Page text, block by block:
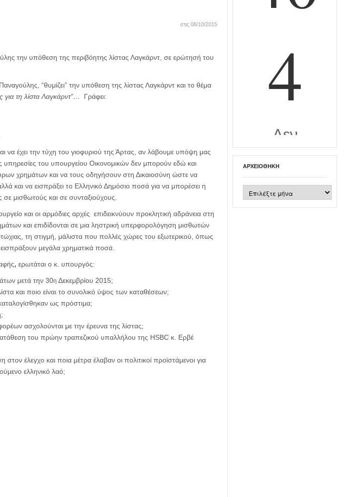
στις 08/10/2015
την υπόθεση της περιβόητης λίστας Λαγκάρντ, σε ερώτησή του
“θυμίζει” την υπόθεση της λίστας Λαγκάρντ και το θέμα
για τη λίστα Λαγκάρντ”… Γράφει:
να έχει την τύχη του γιοφυριού της Άρτας, αν λάβουμε υπόψη μας
υπηρεσίες του υπουργείου Οικονομικών δεν μπορούν εδώ και
χρημάτων και να τους οδηγήσουν στη Δικαιοσύνη ώστε να
και να εισπράξει το Ελληνικό Δημόσιο ποσά για να μπορέσει η
σε μισθωτούς και σε συνταξιούχους.
και οι αρμόδιες αρχές επιδεικνύουν προκλητική αδράνεια στη
και επιδίδονται σε μια ληστρική υπερφορολόγηση μισθωτών
τη στιγμή, μάλιστα που πολλές χώρες του εξωτερικού, όπως
μεγάλα χρηματικά ποσά.
, ερωτάται ο κ. υπουργός:
μετά την 30η Δεκεμβρίου 2015;
και ποιο είναι το συνολικό ύψος των καταθέσεων;
ως πρόστιμα;
ασχολούνται με την έρευνα της λίστας;
του πρώην τραπεζικού υπαλλήλου της ΗSBC κ. Ερβέ
έλεγχο και ποια μέτρα έλαβαν οι πολιτικοί προϊστάμενοι για
ελληνικό λαό;
ΑΡΧΕΙΟΘΉΚΗ